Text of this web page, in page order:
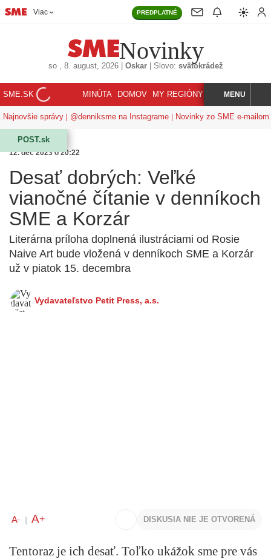
Viac PREDPLATNÉ
Novinky
so, 8. august, 2026| Oskar| Slovo: svätokrádež
SME.SK MINÚTA DOMOV MY REGIÓNY KORZÁR
HĽADAJMENU
Najnovšie správy @denniksme na Instagrame Novinky zo SME e-mailom
POST.sk
12. dec 2023 o 20:22
Desať dobrých: Veľké
vianočné čítanie v denníkoch
SME a Korzár
Literárna príloha doplnená ilustráciami od Rosie
Naive Art bude vložená v denníkoch SME a Korzár
už v piatok 15. decembra
Vydavateľstvo Petit Press, a.s.
A- A+ DISKUSIA NIE JE OTVORENÁ
Tentoraz je ich desať. Toľko ukážok sme pre vás